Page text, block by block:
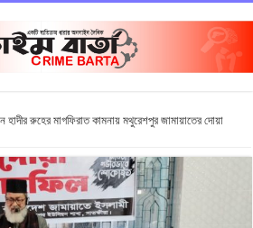
হাদীর রুহের মাগফিরাত কামনায় মথুরেশপুর জামায়াতের দোয়া